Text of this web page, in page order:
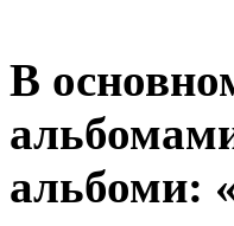
В
альбоми: